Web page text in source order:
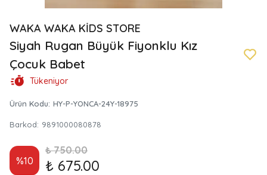
WAKA WAKA KİDS STORE
Siyah Rugan Büyük Fiyonklu Kız
Çocuk Babet
Tükeniyor
Ürün Kodu: HY-P-YONCA-24Y-18975
Barkod: 9891000080878
%10
₺ 750.00
₺ 675.00